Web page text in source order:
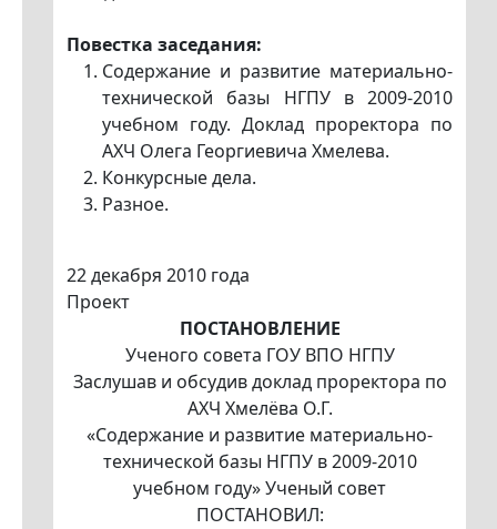
Повестка заседания:
Содержание и развитие материально-
технической базы НГПУ в 2009-2010
учебном году. Доклад проректора по
АХЧ Олега Георгиевича Хмелева.
Конкурсные дела.
Разное.
22 декабря 2010 года
Проект
ПОСТАНОВЛЕНИЕ
Ученого совета ГОУ ВПО НГПУ
Заслушав и обсудив доклад проректора по
АХЧ Хмелёва О.Г.
«Содержание и развитие материально-
технической базы НГПУ в 2009-2010
учебном году» Ученый совет
ПОСТАНОВИЛ: